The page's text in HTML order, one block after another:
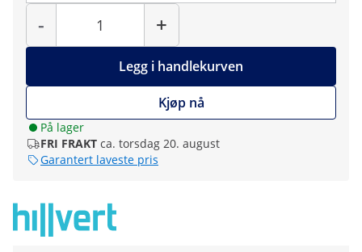
-
Antall
+
Legg i handlekurven
Kjøp nå
På lager
FRI FRAKT ca. torsdag 20. august
Garantert laveste pris